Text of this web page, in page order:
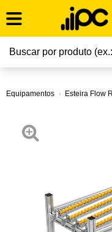
Equipamentos Esteira Flow